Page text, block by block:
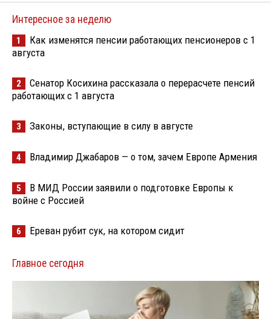
Интересное за неделю
1
Как изменятся пенсии работающих пенсионеров с 1
августа
2
Сенатор Косихина рассказала о перерасчете пенсий
работающих с 1 августа
3 Законы, вступающие в силу в августе
4 Владимир Джабаров — о том, зачем Европе Армения
5
В МИД России заявили о подготовке Европы к
войне с Россией
6 Ереван рубит сук, на котором сидит
Главное сегодня